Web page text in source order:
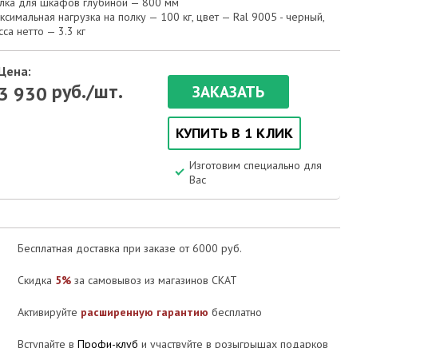
нагрузка на полку — 100 кг, цвет — Ral 9005 - черный,
нетто — 3.3 кг
3 930 руб./шт. ЗАКАЗАТЬ
КУПИТЬ В 1 КЛИК
Изготовим специально для
Вас
Бесплатная доставка при заказе от 6000 руб.
Скидка 5% за самовывоз из магазинов СКАТ
Активируйте расширенную гарантию бесплатно
Вступайте в Профи-клуб и участвуйте в розыгрышах подарков